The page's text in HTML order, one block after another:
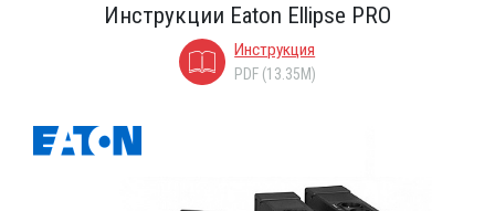
Инструкции Eaton Ellipse PRO
Инструкция
PDF (13.35M)